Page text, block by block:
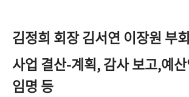
김정희 회장 김서연 이장원 부
사업 결산-계획, 감사 보고,예
임명 등